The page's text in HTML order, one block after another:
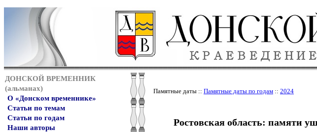
ДОНСКОЙ ВРЕМЕННИК
(альманах)
О «Донском временнике»
Статьи по темам
Статьи по годам
Наши авторы
Памятные даты :: Памятные даты по годам :: 2024
Ростовская область: памяти